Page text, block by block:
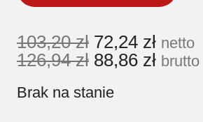
103,20zł 72,24 zł netto
126,94zł 88,86 zł brutto
Brak na stanie